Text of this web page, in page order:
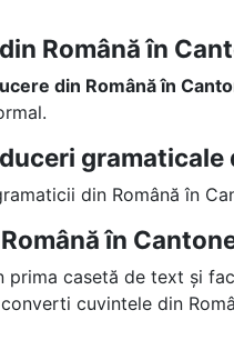
Română în
din Română în
gramaticale
din Română în
în
casetă de text și
cuvintele din